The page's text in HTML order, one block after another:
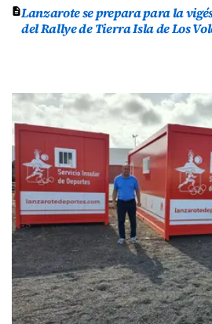
Lanzarote se prepara para la
del Rallye de Tierra Isla de Los